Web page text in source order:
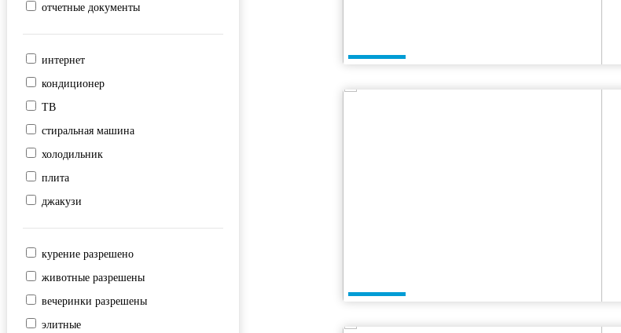
отчетные документы
интернет
кондиционер
ТВ
стиральная машина
холодильник
плита
джакузи
курение разрешено
животные разрешены
вечеринки разрешены
элитные